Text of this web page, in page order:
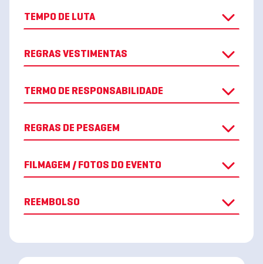
TEMPO DE LUTA
REGRAS VESTIMENTAS
TERMO DE RESPONSABILIDADE
REGRAS DE PESAGEM
FILMAGEM / FOTOS DO EVENTO
REEMBOLSO